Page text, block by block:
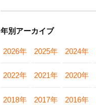
年別アーカイブ
2026年 2025年 2024年
2022年 2021年 2020年
2018年 2017年 2016年